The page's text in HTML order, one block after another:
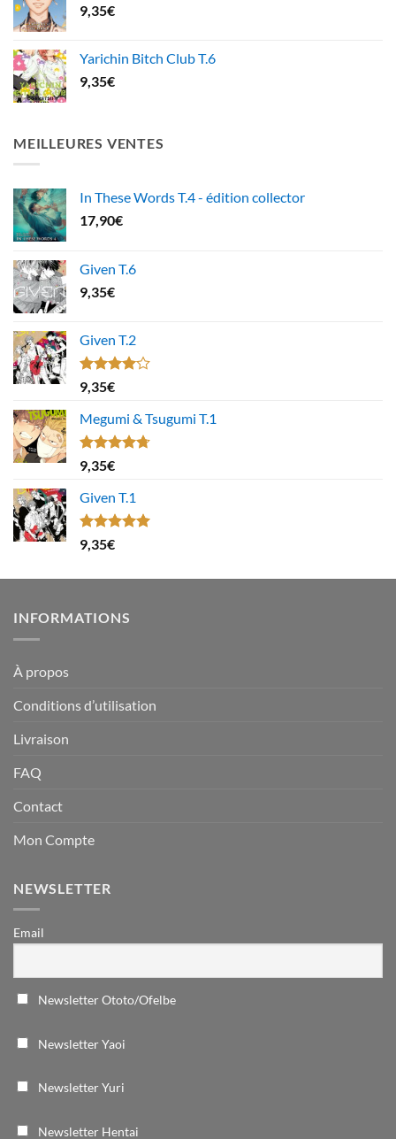
9,35€
Yarichin Bitch Club T.6
9,35€
MEILLEURES VENTES
In These Words T.4 - édition collector
17,90€
Given T.6
9,35€
Given T.2
Note
4.00
5
9,35€
Megumi & Tsugumi T.1
Note4.67
sur 5
9,35€
Given T.1
Note5.00
sur 5
9,35€
INFORMATIONS
À propos
Conditions d’utilisation
Livraison
FAQ
Contact
Mon Compte
NEWSLETTER
Email
Newsletter Ototo/Ofelbe
Newsletter Yaoi
Newsletter Yuri
Newsletter Hentai